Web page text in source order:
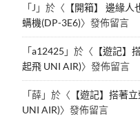
「J 」於〈 【開箱】 邊緣
螨機(DP-3E6)〉發佈留言
「a12425 」於〈 【遊記】
起飛 UNI AIR)〉發佈留言
「薛」於〈 【遊記】搭著
UNI AIR)〉發佈留言